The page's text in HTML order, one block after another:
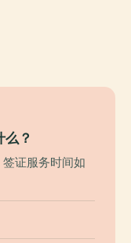
？
证服务时间如